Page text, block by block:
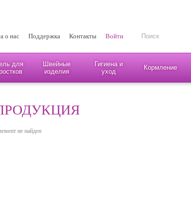
о нас Поддержка Контакты Войти
для
Швейные
изделия
Гигиена и
уход
Кормление
не найден